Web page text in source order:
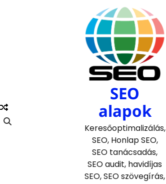
SEO
alapok
Keresőoptimalizálás,
SEO, Honlap SEO,
SEO tanácsadás,
SEO audit, havidíjas
SEO, SEO szövegírás,